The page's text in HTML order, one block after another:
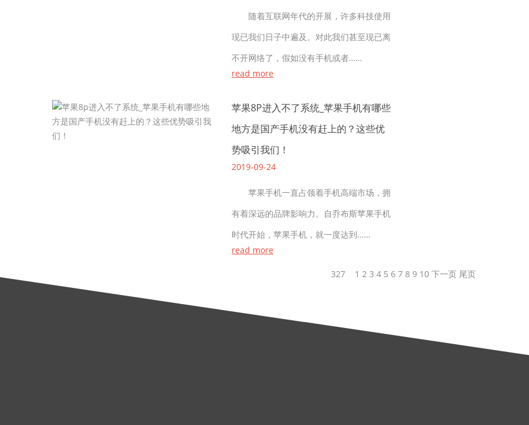
随着互联网年代的开展，许多科技使用
现已我们日子中遍及。对此我们甚至现已离
不开网络了，假如没有手机或者……
read more
苹果8P进入不了系统_苹果手机有哪些
地方是国产手机没有赶上的？这些优
势吸引我们！
2019-09-24
苹果手机一直占领着手机高端市场，拥
有着深远的品牌影响力。自乔布斯苹果手机
时代开始，苹果手机，就一度达到……
read more
327 1 2 3 4 5 6 7 8 9 10 下一页 尾页